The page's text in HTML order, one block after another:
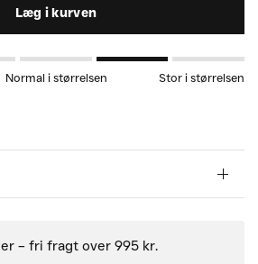
Læg i kurven
Normal i størrelsen Stor i størrelsen
– fri fragt over 995 kr.